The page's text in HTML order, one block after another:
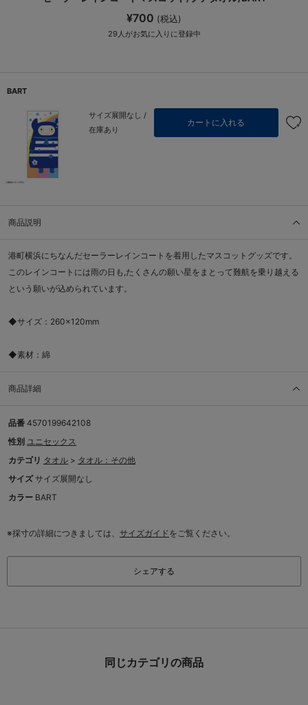
¥700 (税込)
29 人がお気に入りに登録中
BART
サイズ展開なし /
在庫あり
カートに入れる
商品説明
港町横浜にちなんだセーラーレインコートを着用したマスコットグッズです。
このレインコートには雨の日も,たくさんの願い星をまとって難航を乗り越える
という願いが込められています。
◆サイズ：260×120mm
◆素材：綿
商品詳細
品番 4570199642108
性別 ユニセックス
カテゴリ タオル > タオル：その他
サイズ サイズ展開なし
カラー BART
※採寸の詳細につきましては、 サイズガイドをご覧ください。
シェアする
同じカテゴリの商品